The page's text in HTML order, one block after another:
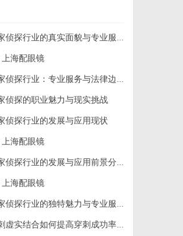
侦探行业的真实面貌与专业服务
海配眼镜
探行业：专业服务与法律边界解析
侦探的职业魅力与现实挑战
侦探行业的发展与应用现状
海配眼镜
侦探行业的发展与应用前景分析
海配眼镜
侦探行业的独特魅力与专业服务
合如何提高穿刺成功率？立方幻境给出答案